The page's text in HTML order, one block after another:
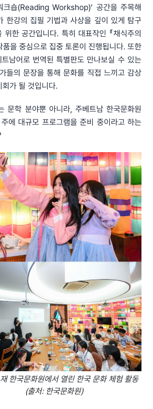
크숍(Reading Workshop)’ 공간을 주목해
한강의 집필 기법과 사상을 깊이 있게 탐구
한 공간입니다. 특히 대표작인 『채식주의
작품을 중심으로 집중 토론이 진행됩니다. 또한
남어로 번역된 특별판도 만나보실 수 있는
들의 문장을 통해 문화를 직접 느끼고 감상
가 될 것입니다.
문학 분야뿐 아니라, 주베트남 한국문화원
에 대규모 프로그램을 준비 중이라고 하는
한국문화원에서 열린 한국 문화 체험 활동
(출처: 한국문화원)